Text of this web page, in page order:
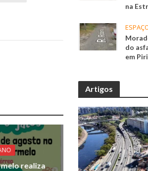
realiza
na
do
em
Artigos